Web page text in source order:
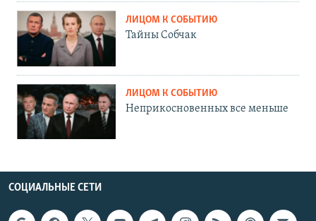
ЛИЦОМ К СОБЫТИЮ
Тайны Собчак
ЛИЦОМ К СОБЫТИЮ
Неприкосновенных все меньше
СОЦИАЛЬНЫЕ СЕТИ